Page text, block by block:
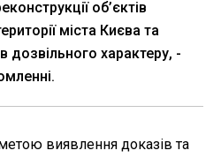
об’єктів
міста Києва та
дозвільного характеру, -
виявлення доказів та